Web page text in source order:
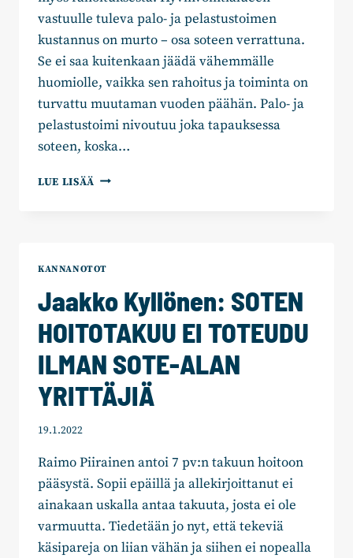
vastuulle tuleva palo- ja pelastustoimen
kustannus on murto – osa soteen verrattuna.
Se ei saa kuitenkaan jäädä vähemmälle
huomiolle, vaikka sen rahoitus ja toiminta on
turvattu muutaman vuoden päähän. Palo- ja
pelastustoimi nivoutuu joka tapauksessa
soteen, koska…
LUE LISÄÄ JAAKKO
TULEVAISUUS
TURVATTAVA
HV
–
ALUEILLA
KANNANOTOT
Jaakko Kyllönen: SOTEN
HOITOTAKUU EI TOTEUDU
ILMAN SOTE-ALAN
YRITTÄJIÄ
19.1.2022
Raimo Piirainen antoi 7 pv:n takuun hoitoon
pääsystä. Sopii epäillä ja allekirjoittanut ei
ainakaan uskalla antaa takuuta, josta ei ole
varmuutta. Tiedetään jo nyt, että tekeviä
käsipareja on liian vähän ja siihen ei nopealla